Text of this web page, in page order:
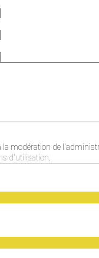
modération de
d'utilisation.